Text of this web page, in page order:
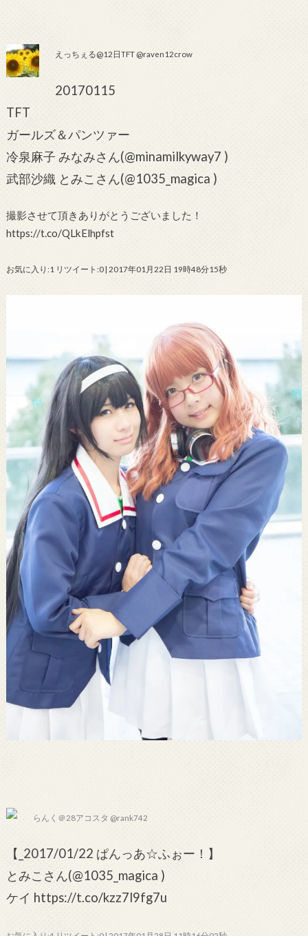
えっちぇる@12日TFT @raven12crow
20170115
TFT
ガールズ＆パンツァー
冷泉麻子 みなみさん(@minamilkyway7 )
武部沙織 とみこさん(@1035_magica )
撮影させて頂きありがとうございました！
https://t.co/QLkElhpfst
お気に入り:1 リツイート:0 | 2017年01月22日 19時48分15秒
らんく＠28アコスタ @rank742
【_2017/01/22 ぱんっあ☆ふぉー！】
とみこさん(@1035_magica )
ケイ https://t.co/kzz7l9fg7u